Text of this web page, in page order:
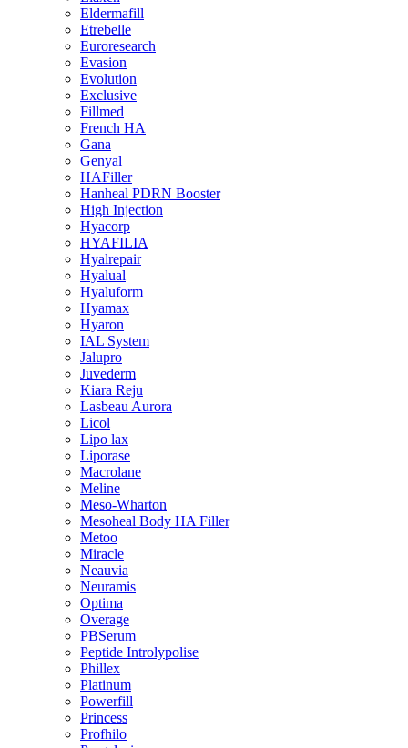
Eldermafill
Etrebelle
Euroresearch
Evasion
Evolution
Exclusive
Fillmed
French HA
Gana
Genyal
HAFiller
Hanheal PDRN Booster
High Injection
Hyacorp
HYAFILIA
Hyalrepair
Hyalual
Hyaluform
Hyamax
Hyaron
IAL System
Jalupro
Juvederm
Kiara Reju
Lasbeau Aurora
Licol
Lipo lax
Liporase
Macrolane
Meline
Meso-Wharton
Mesoheal Body HA Filler
Metoo
Miracle
Neauvia
Neuramis
Optima
Overage
PBSerum
Peptide Introlypolise
Phillex
Platinum
Powerfill
Princess
Profhilo